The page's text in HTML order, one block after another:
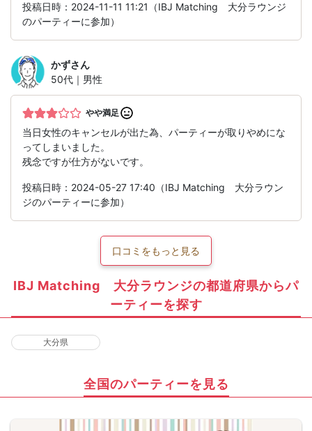
投稿日時：2024-11-11 11:21（IBJ Matching 大分ラウンジ
のパーティーに参加）
かずさん
50代｜男性
やや満足
当日女性のキャンセルが出た為、パーティーが取りやめにな
ってしまいました。
残念ですが仕方がないです。
投稿日時：2024-05-27 17:40（IBJ Matching 大分ラウン
ジのパーティーに参加）
口コミをもっと見る
IBJ Matching 大分ラウンジの都道府県からパ
ーティーを探す
大分県
全国のパーティーを見る